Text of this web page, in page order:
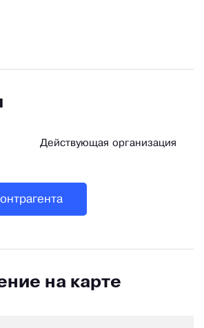
Действующая организация
на карте